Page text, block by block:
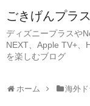
ごきげんプラ
ディズニープラスや
NEXT、Apple TV+、
を楽しむブログ
ホーム 海外